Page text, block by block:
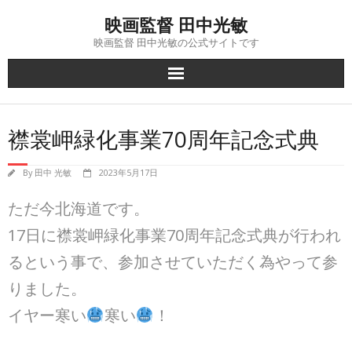
映画監督 田中光敏
映画監督 田中光敏の公式サイトです
襟裳岬緑化事業70周年記念式典
By 田中 光敏 2023年5月17日
ただ今北海道です。
17日に襟裳岬緑化事業70周年記念式典が行われ
るという事で、参加させていただく為やって参
りました。
イヤー寒い
寒い ！